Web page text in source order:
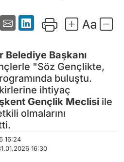
Başkanı
"Söz Gençlikte,
buluştu.
ihtiyaç
Gençlik Meclisi ile
olmalarını
16:24
16:30